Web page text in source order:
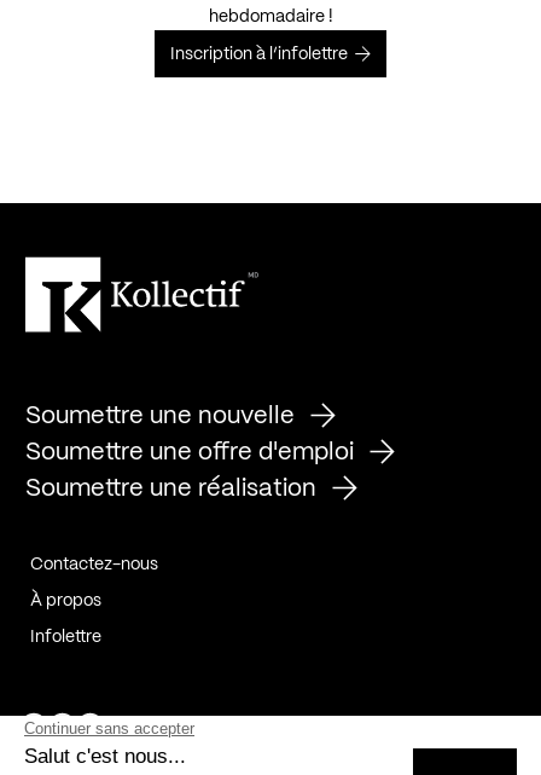
hebdomadaire !
Inscription à l’infolettre
Soumettre une nouvelle
Soumettre une offre d'emploi
Soumettre une réalisation
Contactez-nous
À propos
Infolettre
Page Facebook de Kollectif
Page Instagram de Kollectif
Page Linkedin de Kollectif